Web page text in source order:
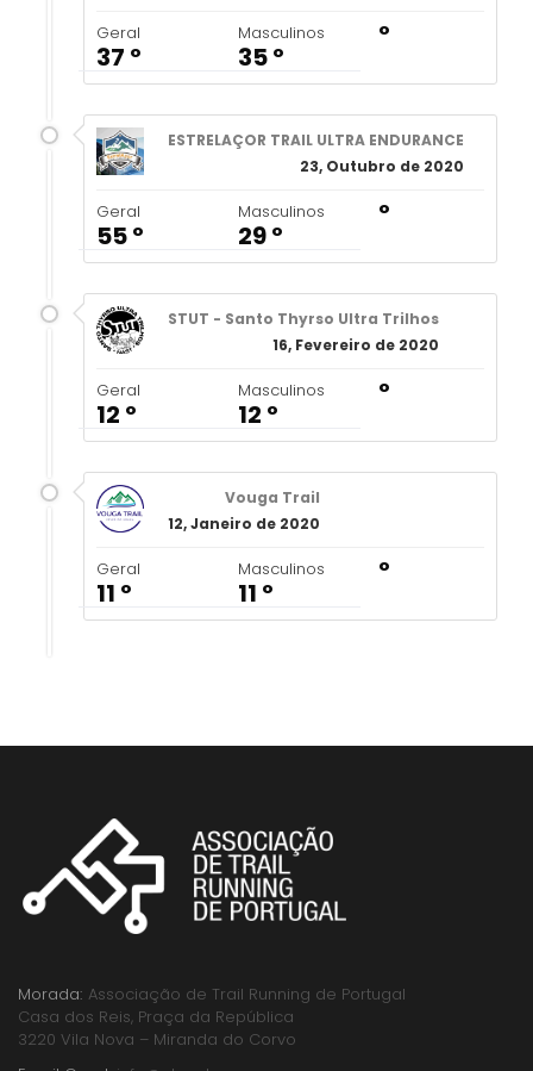
Geral
37 º
Masculinos
35 º
º
ESTRELAÇOR TRAIL ULTRA ENDURANCE
23, Outubro de 2020
Geral
55 º
Masculinos
29 º
º
STUT - Santo Thyrso Ultra Trilhos
16, Fevereiro de 2020
Geral
12 º
Masculinos
12 º
º
Vouga Trail
12, Janeiro de 2020
Geral
11 º
Masculinos
11 º
º
Morada: Associação de Trail Running de Portugal
Casa dos Reis, Praça da República
3220 Vila Nova – Miranda do Corvo